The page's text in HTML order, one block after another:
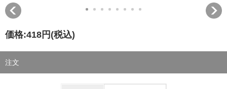
価格:418円 (税込)
注文